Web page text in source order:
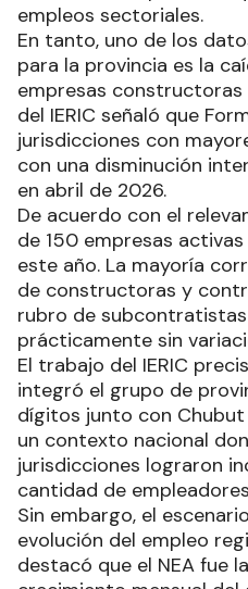
empleos sectoriales.
En tanto, uno de los
para la provincia es la
empresas constructoras
del IERIC señaló que
jurisdicciones con
con una disminución
en abril de 2026.
De acuerdo con el
de 150 empresas
este año. La mayoría
de constructoras y
rubro de
prácticamente sin
El trabajo del IERIC
integró el grupo de
dígitos junto con Chubut
un contexto nacional
jurisdicciones lograron
cantidad de
Sin embargo, el
evolución del empleo
destacó que el NEA fue